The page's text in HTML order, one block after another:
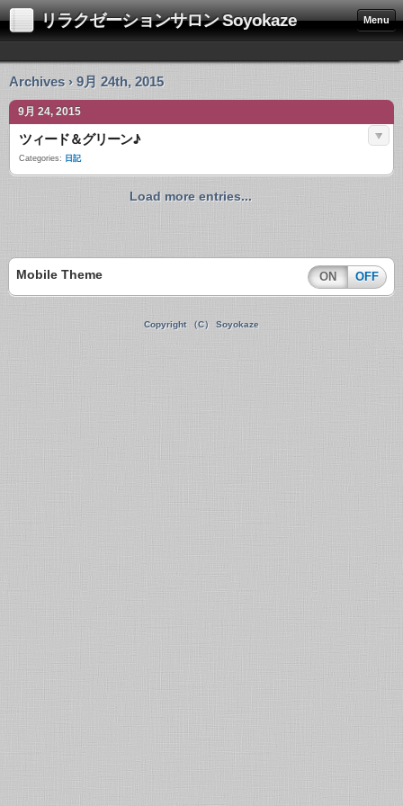
リラクゼーションサロン Soyokaze Menu
Archives › 9月 24th, 2015
9月 24, 2015
ツィード＆グリーン♪
Categories: 日記
Load more entries...
Mobile Theme ON OFF
Copyright （C） Soyokaze